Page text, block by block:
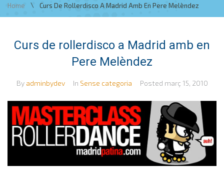
Home \ Curs De Rollerdisco A Madrid Amb En Pere Melèndez
Curs de rollerdisco a Madrid amb en
Pere Melèndez
By adminbydev In Sense categoria Posted març 15, 2010